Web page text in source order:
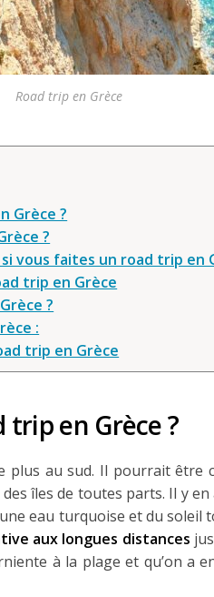
Road trip en Grèce
Grèce ?
?
vous faites un road trip en
trip en Grèce
?
:
trip en Grèce
en Grèce ?
plus au sud. Il pourrait être
îles de toutes parts. Il y
eau turquoise et du soleil
aux longues distances
à la plage et qu’on a